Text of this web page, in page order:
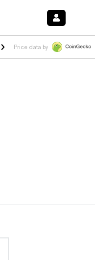
$1.02 0.00% HYPE $56.19 -
Price data by